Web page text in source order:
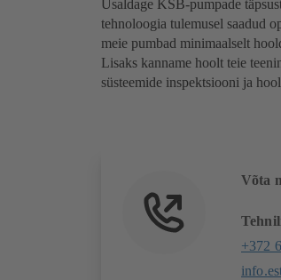
Usaldage KSB-pumpade
tehnoloogia tulemusel saadud
meie pumbad minimaalselt
Lisaks kanname hoolt teie
süsteemide inspektsiooni ja
Võta
+372